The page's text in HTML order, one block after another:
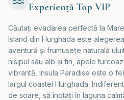
Experiență Top VIP
Căutați evadarea perfectă la
Island din Hurghada este
aventură și frumusețe naturală
nisipul său alb și fin, apele
vibrantă, Insula Paradise este o
largul coastei Hurghada.
de soare, să înotați în laguna